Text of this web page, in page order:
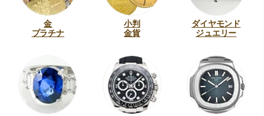
金
プラチナ
小判
金貨
ダイヤモンド
ジュエリー